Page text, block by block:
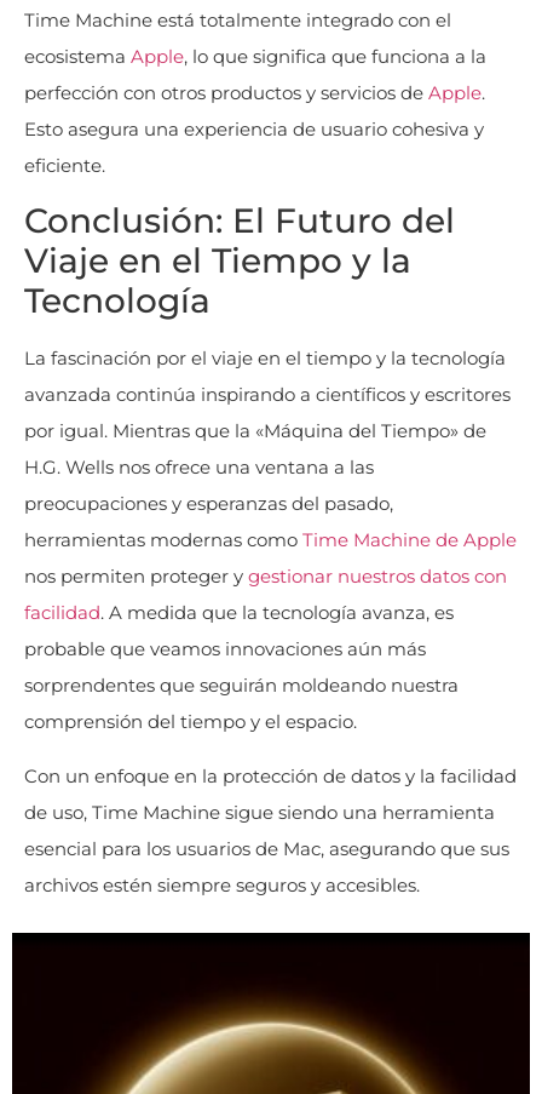
Time Machine está totalmente integrado con el
ecosistema Apple, lo que significa que funciona a la
perfección con otros productos y servicios de Apple.
Esto asegura una experiencia de usuario cohesiva y
eficiente.
Conclusión: El Futuro del
Viaje en el Tiempo y la
Tecnología
La fascinación por el viaje en el tiempo y la tecnología
avanzada continúa inspirando a científicos y escritores
por igual. Mientras que la «Máquina del Tiempo» de
H.G. Wells nos ofrece una ventana a las
preocupaciones y esperanzas del pasado,
herramientas modernas como Time Machine de Apple
nos permiten proteger y gestionar nuestros datos con
facilidad. A medida que la tecnología avanza, es
probable que veamos innovaciones aún más
sorprendentes que seguirán moldeando nuestra
comprensión del tiempo y el espacio.
Con un enfoque en la protección de datos y la facilidad
de uso, Time Machine sigue siendo una herramienta
esencial para los usuarios de Mac, asegurando que sus
archivos estén siempre seguros y accesibles.